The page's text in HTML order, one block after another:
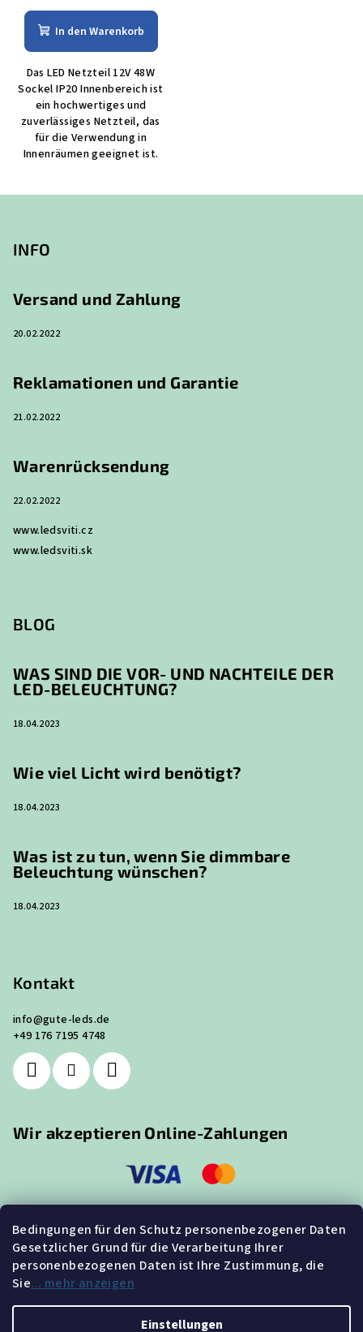
Bedingungen für den Schutz personenbezogener Daten
Gesetzlicher Grund für die Verarbeitung Ihrer
personenbezogenen Daten ist Ihre Zustimmung, die
Sie... mehr anzeigen
Einstellungen
In den Warenkorb
Das LED Netzteil 12V 48W
Sockel IP20 Innenbereich ist
ein hochwertiges und
zuverlässiges Netzteil, das
für die Verwendung in
Innenräumen geeignet ist.
INFO
Versand und Zahlung
20.02.2022
Reklamationen und Garantie
21.02.2022
Warenrücksendung
22.02.2022
www.ledsviti.cz
www.ledsviti.sk
BLOG
WAS SIND DIE VOR- UND NACHTEILE DER
LED-BELEUCHTUNG?
18.04.2023
Wie viel Licht wird benötigt?
18.04.2023
Was ist zu tun, wenn Sie dimmbare
Beleuchtung wünschen?
18.04.2023
Kontakt
info@gute-leds.de
+49 176 7195 4748
Wir akzeptieren Online-Zahlungen
Suche
Suchen